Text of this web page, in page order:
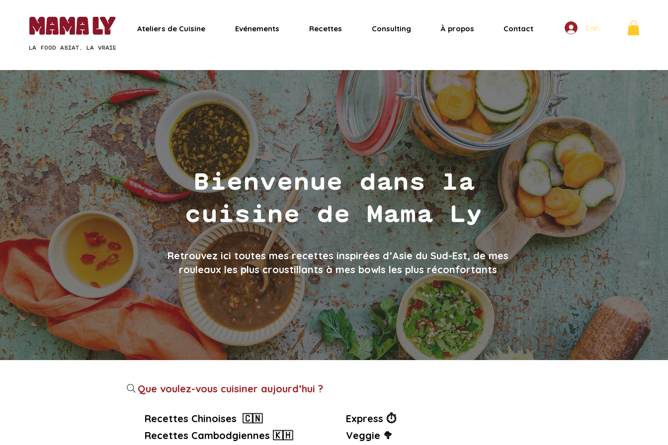
LA FOOD ASIAT, LA VRAIE
Ateliers de Cuisine Evénements Recettes Consulting À propos Contact Connexion
Bienvenue dans la
cuisine de Mama Ly
Retrouvez ici toutes mes recettes inspirées d’Asie du Sud-Est, de mes
rouleaux les plus croustillants à mes bowls les plus réconfortants
Que voulez-vous cuisiner aujourd’hui ?
Recettes Chinoises 🇨🇳
Recettes Cambodgiennes 🇰🇭
Express ⏱️
Veggie 🥦